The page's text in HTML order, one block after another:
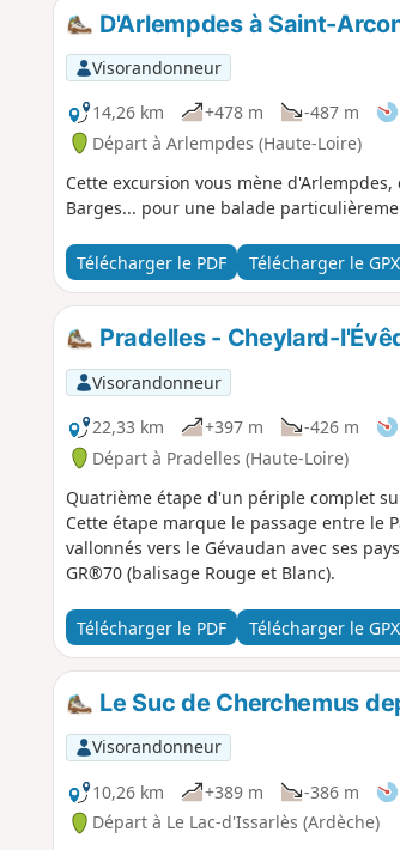
D'Arlempdes à Saint-
Visorandonneur
14,26 km
+478 m -487 m
Départ à Arlempdes (Haute-Loire)
Cette excursion vous mène
Barges... pour une balade
Télécharger le PDF Télécharger le GPX
Pradelles - Cheylard-
Visorandonneur
22,33 km
+397 m -426 m
Départ à Pradelles (Haute-Loire)
Quatrième étape d'un périple complet
Cette étape marque le passage entre le
vallonnés vers le Gévaudan avec ses
GR®70 (balisage Rouge et Blanc).
Télécharger le PDF Télécharger le GPX
Le Suc de Cherchemus
Visorandonneur
10,26 km
+389 m -386 m
Départ à Le Lac-d'Issarlès (Ardèche)